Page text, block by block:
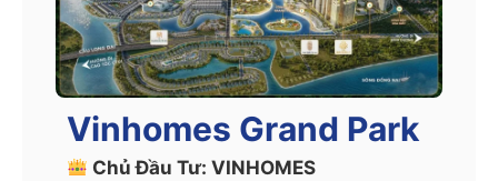
Vinhomes Grand Park
Chủ Đầu Tư: VINHOMES